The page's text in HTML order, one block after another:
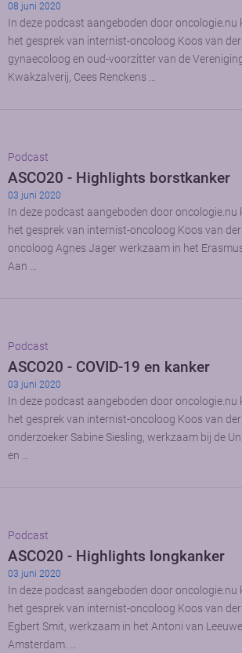
08 juni 2020
In deze podcast aangeboden door
het gesprek van internist-oncoloog Koos van
gynaecoloog en oud-voorzitter van de
Kwakzalverij, Cees Renckens …
Podcast
ASCO20 - Highlights borstkanker
03 juni 2020
In deze podcast aangeboden door
het gesprek van internist-oncoloog Koos van
oncoloog Agnes Jager werkzaam in het
Aan …
Podcast
ASCO20 - COVID-19 en kanker
03 juni 2020
In deze podcast aangeboden door
het gesprek van internist-oncoloog Koos van
onderzoeker Sabine Siesling, werkzaam bij de
en …
Podcast
ASCO20 - Highlights longkanker
03 juni 2020
In deze podcast aangeboden door
het gesprek van internist-oncoloog Koos van
Egbert Smit, werkzaam in het Antoni van
Amsterdam. …